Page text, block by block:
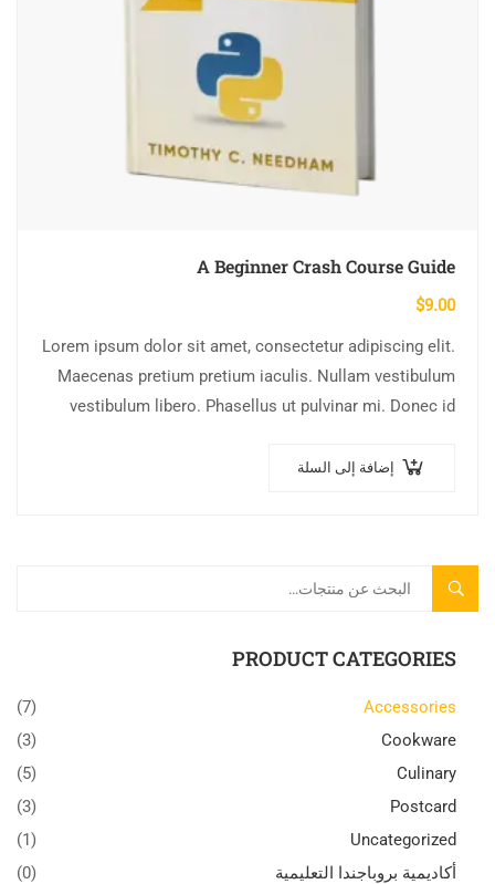
A Beginner Crash Course Guide
$9.00
Lorem ipsum dolor sit amet, consectetur adipiscing elit.
Maecenas pretium pretium iaculis. Nullam vestibulum
vestibulum libero. Phasellus ut pulvinar mi. Donec id
إضافة إلى السلة
بحث
PRODUCT CATEGORIES
Accessories
(7)
Cookware
(3)
Culinary
(5)
Postcard
(3)
Uncategorized
(1)
أكاديمية بروباجندا التعليمية
(0)